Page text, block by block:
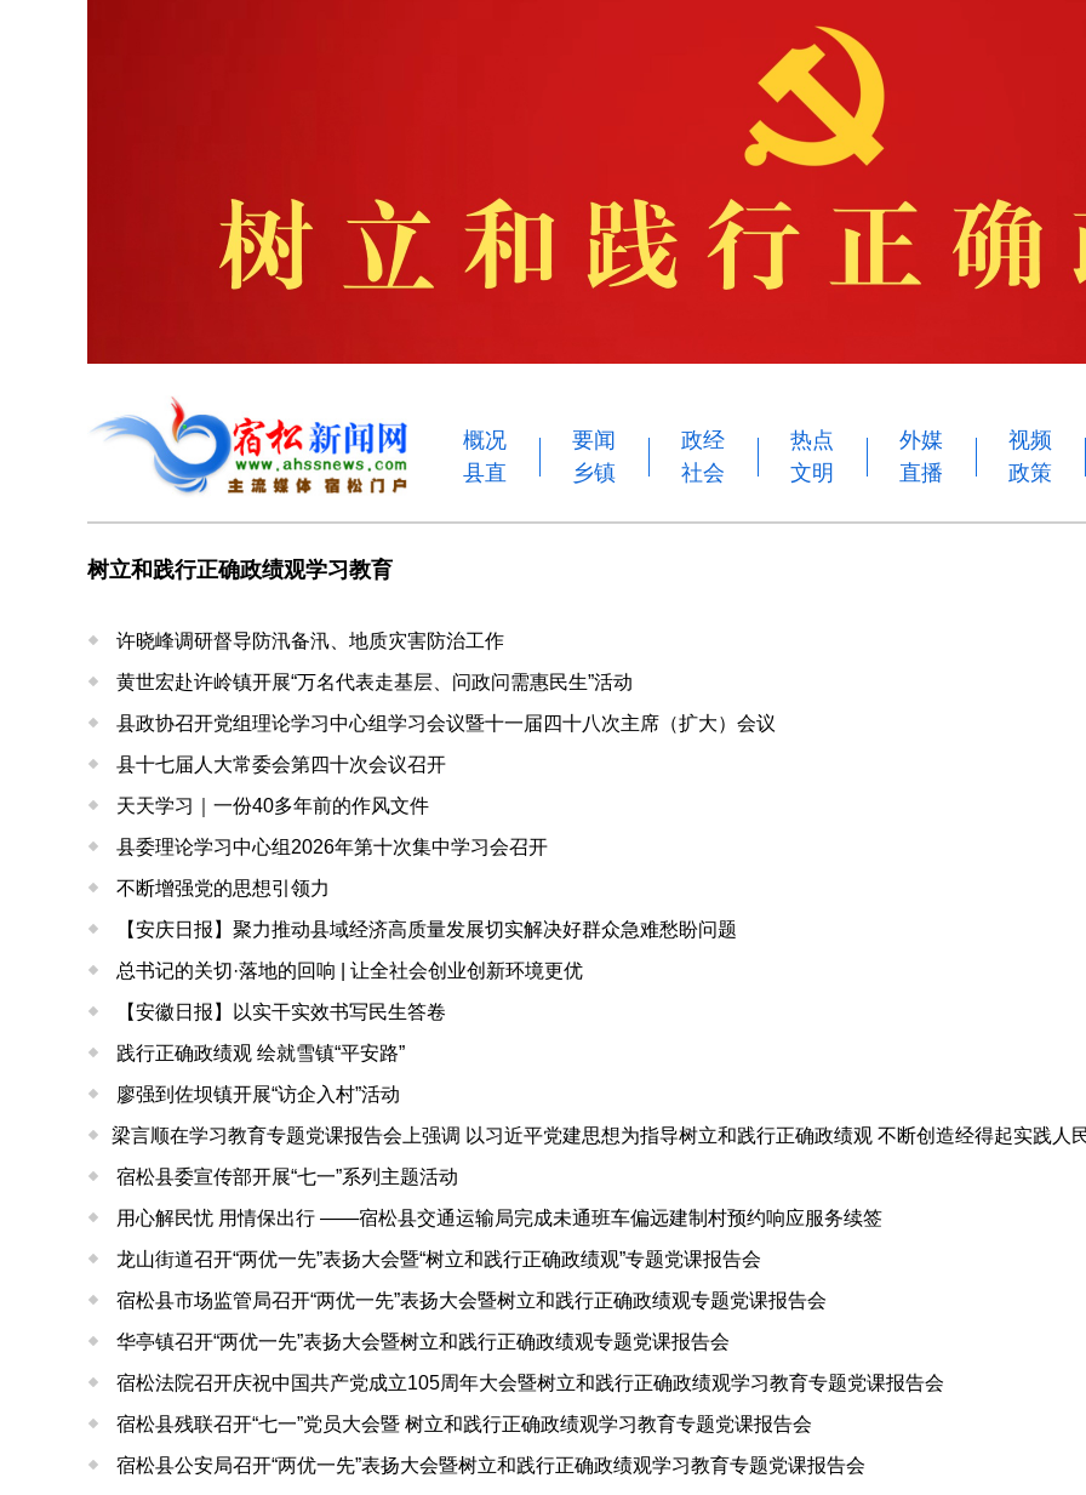
概况
县直
要闻
乡镇
政经
社会
热点
文明
外媒
直播
视频
政策
树立和践行正确政绩观学习教育
许晓峰调研督导防汛备汛、地质灾害防治工作
黄世宏赴许岭镇开展“万名代表走基层、问政问需惠民生”活动
县政协召开党组理论学习中心组学习会议暨十一届四十八次主席（扩大）会议
县十七届人大常委会第四十次会议召开
天天学习｜一份40多年前的作风文件
县委理论学习中心组2026年第十次集中学习会召开
不断增强党的思想引领力
【安庆日报】聚力推动县域经济高质量发展切实解决好群众急难愁盼问题
总书记的关切·落地的回响 | 让全社会创业创新环境更优
【安徽日报】以实干实效书写民生答卷
践行正确政绩观 绘就雪镇“平安路”
廖强到佐坝镇开展“访企入村”活动
梁言顺在学习教育专题党课报告会上强调 以习近平党建思想为指导树立和践行正确政绩观 不断创造经得起实践人民
宿松县委宣传部开展“七一”系列主题活动
用心解民忧 用情保出行 ——宿松县交通运输局完成未通班车偏远建制村预约响应服务续签
龙山街道召开“两优一先”表扬大会暨“树立和践行正确政绩观”专题党课报告会
宿松县市场监管局召开“两优一先”表扬大会暨树立和践行正确政绩观专题党课报告会
华亭镇召开“两优一先”表扬大会暨树立和践行正确政绩观专题党课报告会
宿松法院召开庆祝中国共产党成立105周年大会暨树立和践行正确政绩观学习教育专题党课报告会
宿松县残联召开“七一”党员大会暨 树立和践行正确政绩观学习教育专题党课报告会
宿松县公安局召开“两优一先”表扬大会暨树立和践行正确政绩观学习教育专题党课报告会